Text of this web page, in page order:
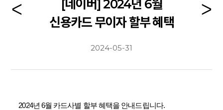
[네이버] 2024년 6월
신용카드 무이자 할부 혜택
2024-05-31
2024년 6월 카드사별 할부 혜택을 안내드립니다.